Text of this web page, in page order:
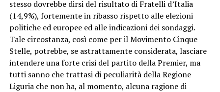
stesso dovrebbe dirsi del risultato di Fratelli d’Italia
(14,9%), fortemente in ribasso rispetto alle elezioni
politiche ed europee ed alle indicazioni dei sondaggi.
Tale circostanza, così come per il Movimento Cinque
Stelle, potrebbe, se astrattamente considerata, lasciare
intendere una forte crisi del partito della Premier, ma
tutti sanno che trattasi di peculiarità della Regione
Liguria che non ha, al momento, alcuna ragione di